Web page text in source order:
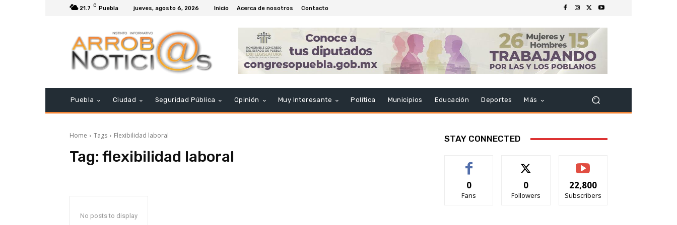
21.7 C Puebla jueves, agosto 6, 2026 Inicio Acerca de nosotros Contacto
Puebla Ciudad Seguridad Pública Opinión Muy Interesante Política Municipios Educación Deportes Más
Home Tags Flexibilidad laboral
Tag: flexibilidad laboral
No posts to display
STAY CONNECTED
0
Fans
0
Followers
22,800
Subscribers